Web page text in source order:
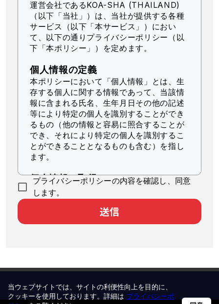
運営会社であるKOA-SHA (THAILAND)
（以下「当社」） は、当社が提供する各種
サービス（以下「本サービス」）におい
て、以下の通りプライバシーポリシー（以
下「本ポリシー」）を定めます。
個人情報の定義
本ポリシーにおいて「個人情報」とは、生
存する個人に関する情報であって、当該情
報に含まれる氏名、生年月日その他の記述
等により特定の個人を識別することができ
るもの（他の情報と容易に照合することが
でき、それにより特定の個人を識別するこ
とができることとなるものも含む）を指し
ます。
個人情報の取得
当社は、適法かつ公正な手段によって個人
情報を取得します。
個人情報の利用
本サービスのユーザ個人に対して最適
化された情報を配信するため
プライバシーポリシーの内容を確認し、同意
します。
送信
当ウェブサイトでは、サイトの利便性向上を目的に、
クッキーを使用しております。詳細は プライバシーポ